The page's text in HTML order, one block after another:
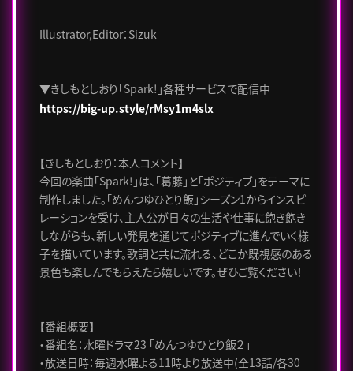
Illustrator,Editor：Sizuk
▼きしもとしおり「Spark!」各種サービスで配信中
https://big-up.style/rMsy1m4slx
【きしもとしおり：本人コメント】
今回の楽曲「Spark!」は、「葛藤」と「ポジティブ」をテーマに
制作しました。「めんつゆひとり飯」シーズン1からインスピ
レーションを受け、主人公が日々の生活や仕事に飽き飽き
しながらも、新しい発見を通じてポジティブに進んでいく様
子を描いています。歌詞と共に流れる、どこか既視感のある
景色も楽しんでもらえたら嬉しいです。ぜひご覧ください！
【番組概要】
・番組名：水曜ドラマ23 「めんつゆひとり飯２」
・放送日時：毎週水曜よる11時より放送中(全13話/各30